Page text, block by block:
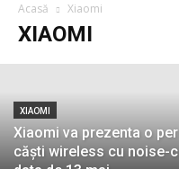
Acasă Xiaomi
XIAOMI
în cadrul Xiaomi
M. Andrei - 26 aprilie 2022
XIAOMI
Xiaomi va prezenta o
căști wireless cu noise-